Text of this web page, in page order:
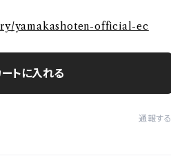
yamakashoten-official-ec
トに入れる
通報する